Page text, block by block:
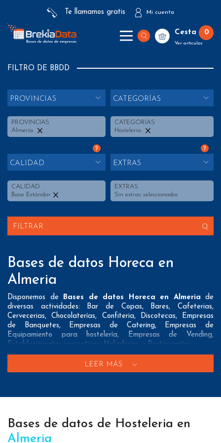
Te llamamos gratis Mi cuenta
Cesta 0
Ver artículos
FILTRO DE BBDD
PROVINCIAS
PROVINCIAS
Almeria
CATEGORÍAS
CATEGORÍAS
Hosteleria
?
CALIDAD
CALIDAD
Base Estándar
?
EXTRAS
EXTRAS
Sin extras seleccionados
FILTRAR
Bases de datos Horeca en
Almeria
Disponemos de Bases de datos Horeca en Almeria de
diversas actividades: Bar de Copas, Bares, Cafeterias,
Cervecerias, Chocolaterías, Confiteria, Discotecas, Empresas
de Banquetes, Empresas de Catering, Empresas de
Equipamiento para hostelería, Empresas de Vending,
Establecimientos recreativos, Heladerias y Restaurantes
Nuestros listados normalmente ofrecen 3 posibles formas de
contacto que pueden resultar interesantes a nuestros clientes:
Horeca en Almeria tienen todos los datos necesarios
que pueda realizar su mailing postal con la máxima eficacia.
A nivel de
LEER MÁS
Bases de datos de Hosteleria en
Almeria